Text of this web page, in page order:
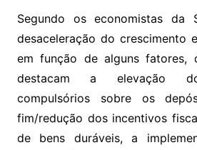
Segundo os economistas da
desaceleração do crescimento
em função de alguns fatores,
destacam a elevação
compulsórios sobre os
fim/redução dos incentivos
de bens duráveis, a